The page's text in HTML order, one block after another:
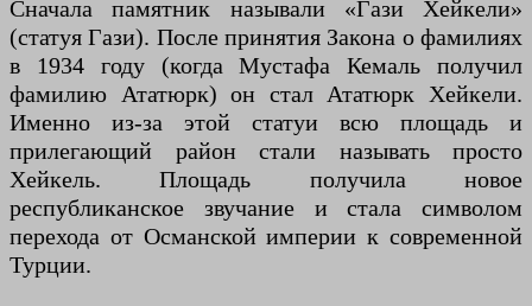
Сначала памятник называли «Гази Хейкели»
(статуя Гази). После принятия Закона о фамилиях
в 1934 году (когда Мустафа Кемаль получил
фамилию Ататюрк) он стал Ататюрк Хейкели.
Именно из-за этой статуи всю площадь и
прилегающий район стали называть просто
Хейкель. Площадь получила новое
республиканское звучание и стала символом
перехода от Османской империи к современной
Турции.